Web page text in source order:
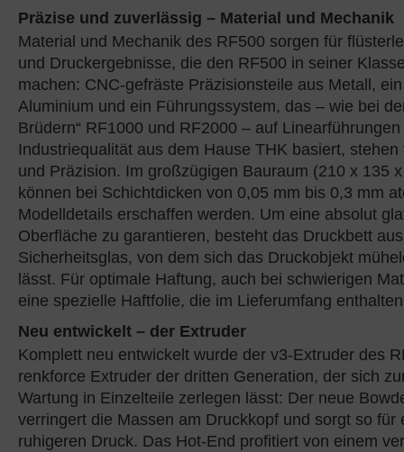
Präzise und zuverlässig – Material und Mechanik
Material und Mechanik des RF500 sorgen für
und Druckergebnisse, die den RF500 in seiner
machen: CNC-gefräste Präzisionsteile aus Metall,
Aluminium und ein Führungssystem, das – wie bei
Brüdern“ RF1000 und RF2000 – auf Linearführungen
Industriequalität aus dem Hause THK basiert,
und Präzision. Im großzügigen Bauraum (210 x 135
können bei Schichtdicken von 0,05 mm bis 0,3 mm
Modelldetails erschaffen werden. Um eine absolut
Oberfläche zu garantieren, besteht das Druckbett
Sicherheitsglas, von dem sich das Druckobjekt
lässt. Für optimale Haftung, auch bei schwierigen
eine spezielle Haftfolie, die im Lieferumfang
Neu entwickelt – der Extruder
Komplett neu entwickelt wurde der v3-Extruder des
renkforce Extruder der dritten Generation, der sich
Wartung in Einzelteile zerlegen lässt: Der neue
verringert die Massen am Druckkopf und sorgt so für
ruhigeren Druck. Das Hot-End profitiert von einem